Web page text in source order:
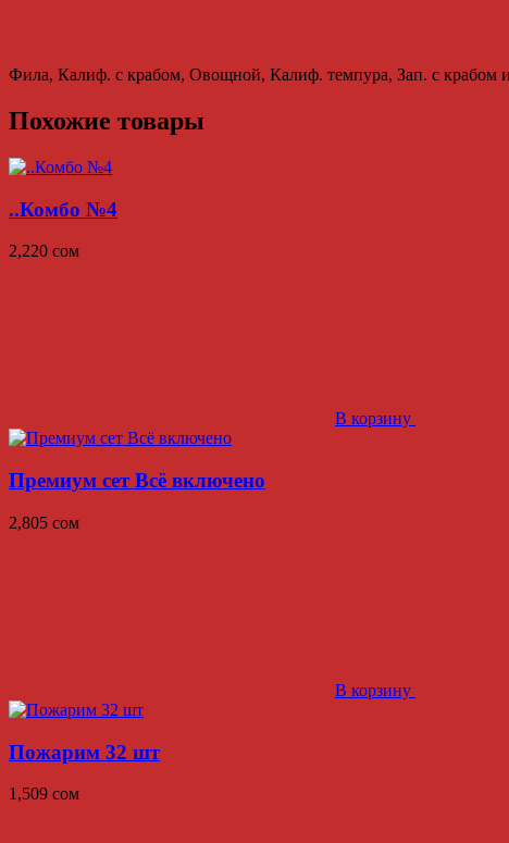
Фила, Калиф. с крабом, Овощной, Калиф. темпура, Зап. с крабом
Похожие товары
..Комбо №4
2,220 сом
В корзину
Премиум сет Всё включено
2,805 сом
В корзину
Пожарим 32 шт
1,509 сом